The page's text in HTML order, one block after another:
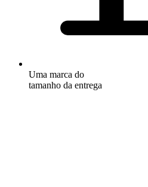
Uma marca do
tamanho da entrega